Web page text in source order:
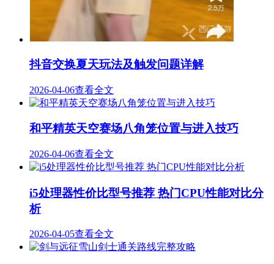
抖音交换夏天玩法及触发问题详解
2026-04-06查看全文
和平精英天空赛场八角笼位置与进入技巧
2026-04-06查看全文
i5处理器性价比型号推荐 热门CPU性能对比分
析
2026-04-05查看全文